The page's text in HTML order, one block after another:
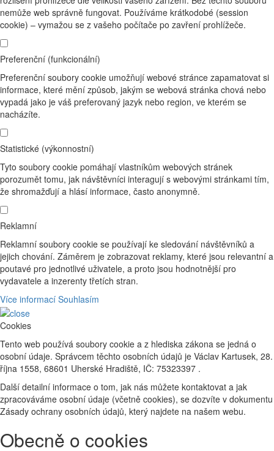
nemůže web správně fungovat. Používáme krátkodobé (session
cookie) – vymažou se z vašeho počítače po zavření prohlížeče.
Preferenční (funkcionální)
Preferenční soubory cookie umožňují webové stránce zapamatovat si
informace, které mění způsob, jakým se webová stránka chová nebo
vypadá jako je váš preferovaný jazyk nebo region, ve kterém se
nacházíte.
Statistické (výkonnostní)
Tyto soubory cookie pomáhají vlastníkům webových stránek
porozumět tomu, jak návštěvníci interagují s webovými stránkami tím,
že shromažďují a hlásí informace, často anonymně.
Reklamní
Reklamní soubory cookie se používají ke sledování návštěvníků a
jejich chování. Záměrem je zobrazovat reklamy, které jsou relevantní a
poutavé pro jednotlivé uživatele, a proto jsou hodnotnější pro
vydavatele a inzerenty třetích stran.
Více informací Souhlasím
Cookies
Tento web používá soubory cookie a z hlediska zákona se jedná o
osobní údaje. Správcem těchto osobních údajů je Václav Kartusek, 28.
října 1558, 68601 Uherské Hradiště, IČ: 75323397 .
Další detailní informace o tom, jak nás můžete kontaktovat a jak
zpracováváme osobní údaje (včetně cookies), se dozvíte v dokumentu
Zásady ochrany osobních údajů, který najdete na našem webu.
Obecně o cookies